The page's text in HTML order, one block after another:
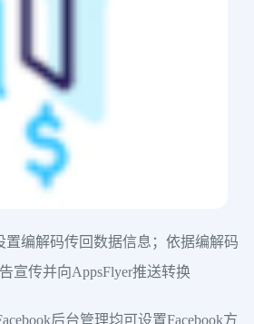
置编解码传回数据信息；依据编解码
宣传并向AppsFlyer推送转换
后台管理均可设置Facebook方